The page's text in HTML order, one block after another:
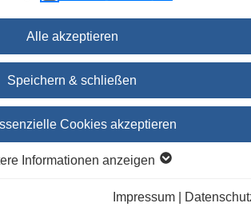
Alle akzeptieren
Speichern & schließen
Cookies akzeptieren
Informationen anzeigen
Impressum
Edition Soli Deo
erschienen, Bestellung wird